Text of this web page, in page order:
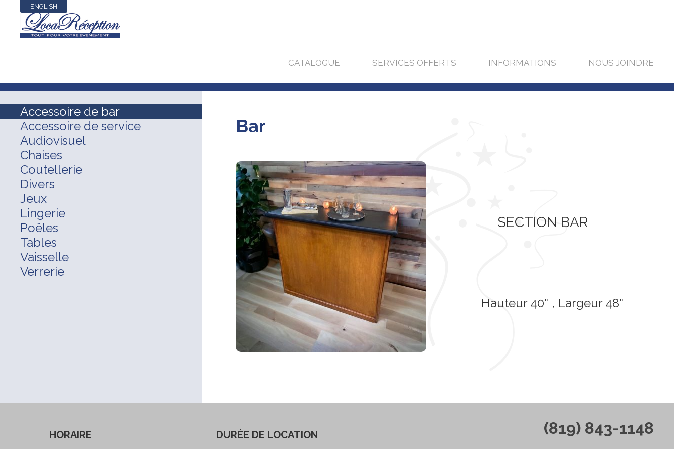
ENGLISH
CATALOGUE SERVICES OFFERTS INFORMATIONS NOUS JOINDRE
Accessoire de bar
Accessoire de service
Audiovisuel
Chaises
Coutellerie
Divers
Jeux
Lingerie
Poêles
Tables
Vaisselle
Verrerie
Bar
SECTION BAR
Hauteur 40″ , Largeur 48″
HORAIRE DURÉE DE LOCATION (819) 843-1148